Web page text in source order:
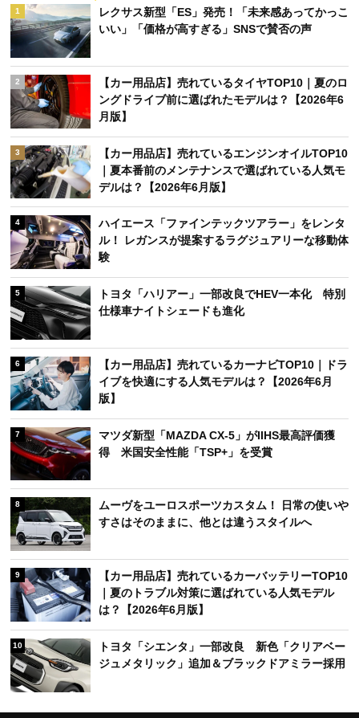
1
レクサス新型「ES」発売！「未来感あってかっこ
いい」「価格が高すぎる」SNSで賛否の声
2
【カー用品店】売れているタイヤTOP10｜夏のロ
ングドライブ前に選ばれたモデルは？【2026年6
月版】
3
【カー用品店】売れているエンジンオイルTOP10
｜夏本番前のメンテナンスで選ばれている人気モ
デルは？【2026年6月版】
4
ハイエース「ファインテックツアラー」をレンタ
ル！ レガンスが提案するラグジュアリーな移動体
験
5
トヨタ「ハリアー」一部改良でHEV一本化 特別
仕様車ナイトシェードも進化
6
【カー用品店】売れているカーナビTOP10｜ドラ
イブを快適にする人気モデルは？【2026年6月
版】
7
マツダ新型「MAZDA CX-5」がIIHS最高評価獲
得 米国安全性能「TSP+」を受賞
8
ムーヴをユーロスポーツカスタム！ 日常の使いや
すさはそのままに、他とは違うスタイルへ
9
【カー用品店】売れているカーバッテリーTOP10
｜夏のトラブル対策に選ばれている人気モデル
は？【2026年6月版】
10
トヨタ「シエンタ」一部改良 新色「クリアベー
ジュメタリック」追加＆ブラックドアミラー採用